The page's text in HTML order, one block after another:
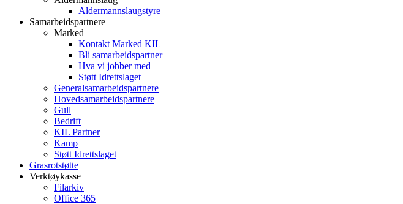
Aldermannslaugstyre
Samarbeidspartnere
Marked
Kontakt Marked KIL
Bli samarbeidspartner
Hva vi jobber med
Støtt Idrettslaget
Generalsamarbeidspartnere
Hovedsamarbeidspartnere
Gull
Bedrift
KIL Partner
Kamp
Støtt Idrettslaget
Grasrotstøtte
Verktøykasse
Filarkiv
Office 365